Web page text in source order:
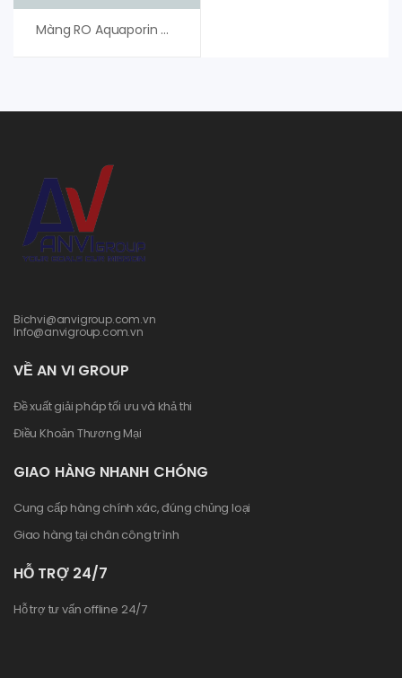
Màng RO Aquaporin Clear Eco 4040XL- Phân Phối Chính Hãng
Bichvi@anvigroup.com.vn
Info@anvigroup.com.vn
VỀ AN VI GROUP
Đề xuất giải pháp tối ưu và khả thi
Điều Khoản Thương Mại
GIAO HÀNG NHANH CHÓNG
Cung cấp hàng chính xác, đúng chủng loại
Giao hàng tại chân công trình
HỖ TRỢ 24/7
Hỗ trợ tư vấn offline 24/7